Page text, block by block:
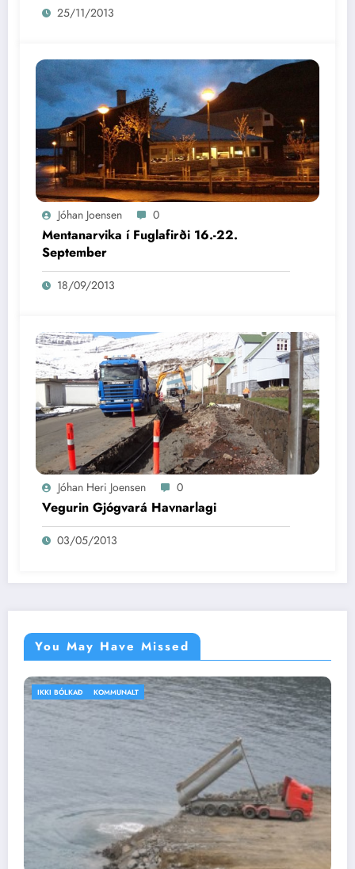
25/11/2013
Jóhan Joensen 0
Mentanarvika í Fuglafirði 16.-22.
September
18/09/2013
Jóhan Heri Joensen 0
Vegurin Gjógvará Havnarlagi
03/05/2013
You May Have Missed
IKKI BÓLKAÐ VEÐRIÐ